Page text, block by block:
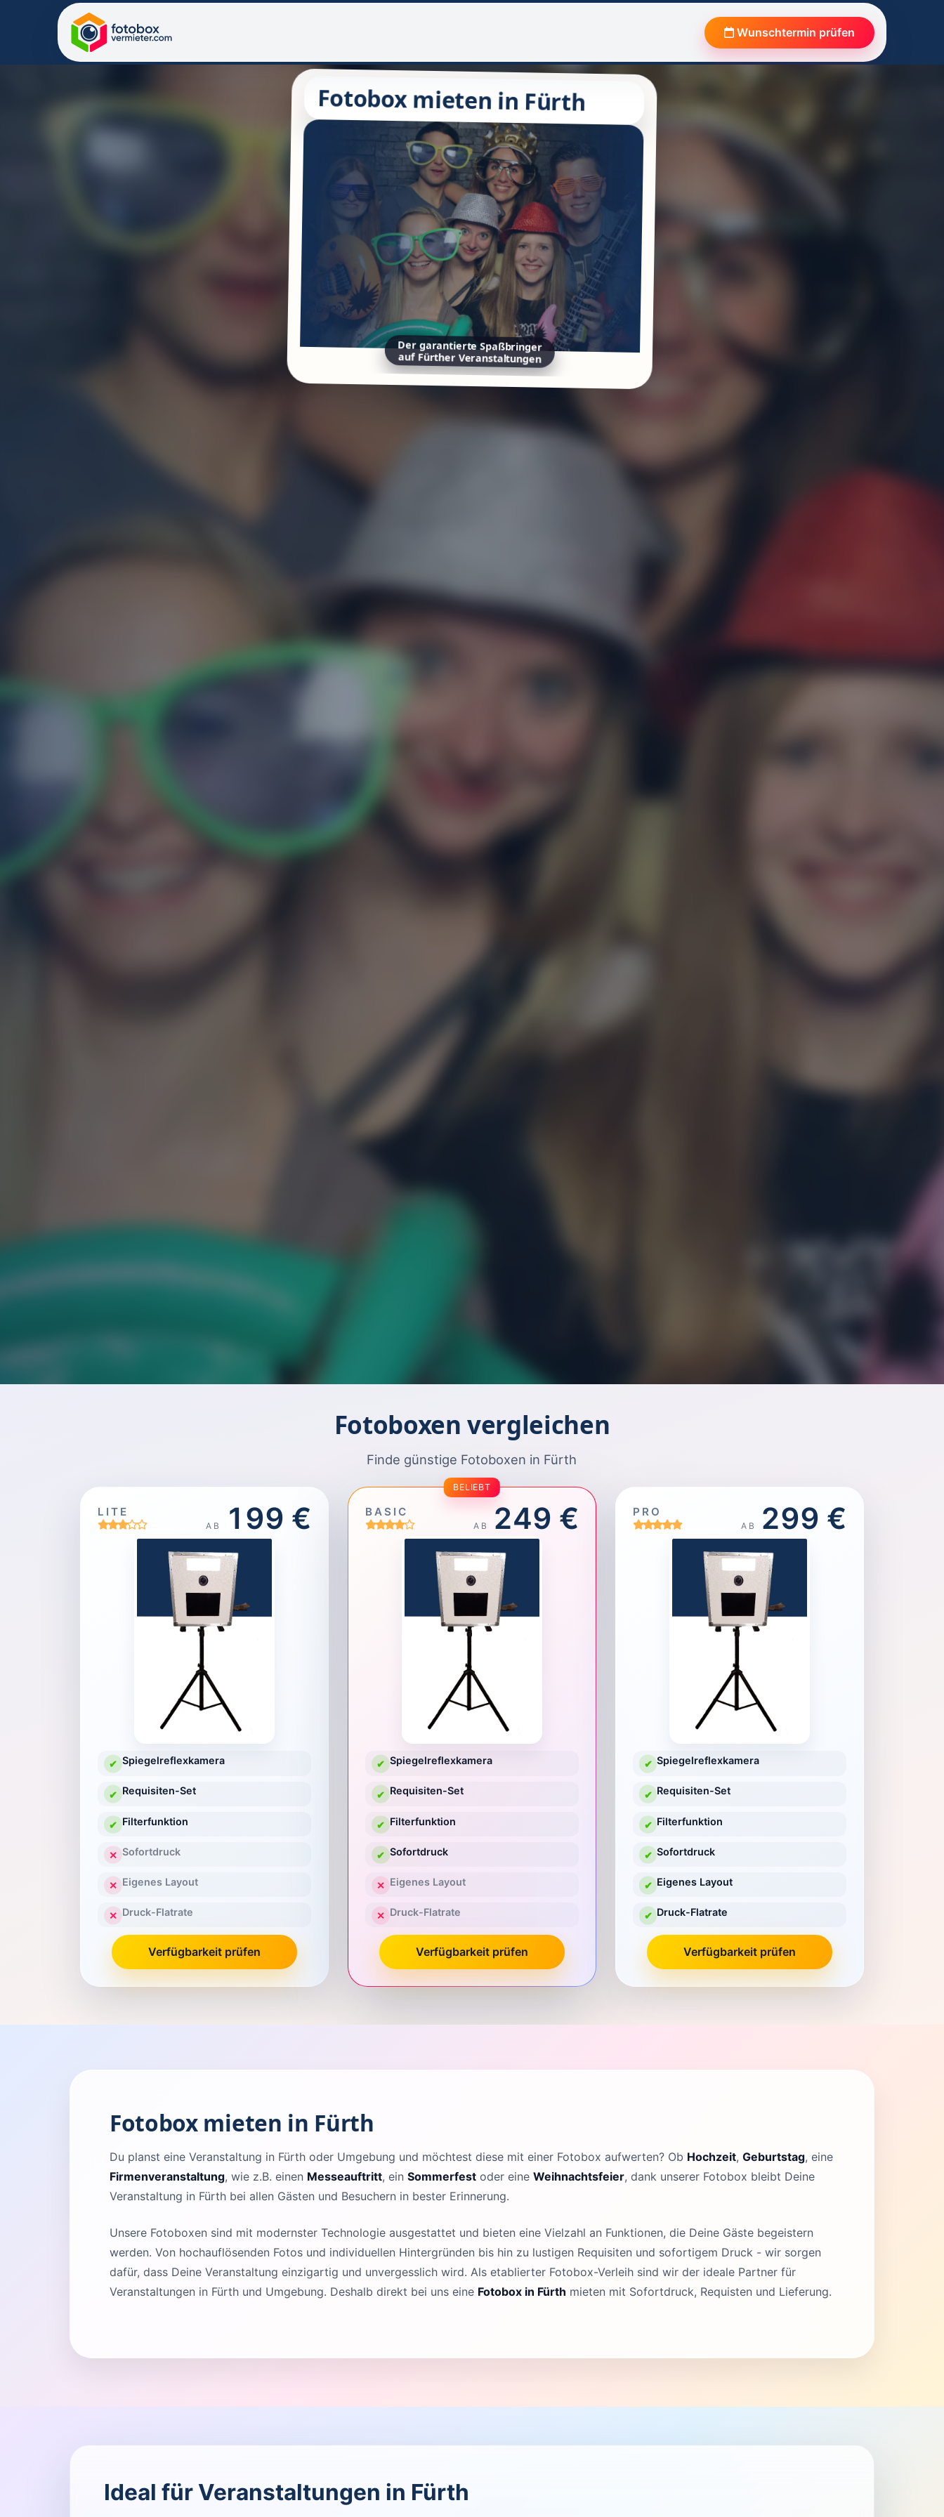
Wunschtermin prüfen
Fotobox mieten in Fürth
Der garantierte Spaßbringer
auf Fürther Veranstaltungen
Fotoboxen vergleichen
Finde günstige Fotoboxen in Fürth
LITE
AB 199 €
✔ Spiegelreflexkamera
✔ Requisiten-Set
✔ Filterfunktion
✕ Sofortdruck
✕ Eigenes Layout
✕ Druck-Flatrate
Verfügbarkeit prüfen
BELIEBT
BASIC
AB 249 €
✔ Spiegelreflexkamera
✔ Requisiten-Set
✔ Filterfunktion
✔ Sofortdruck
✕ Eigenes Layout
✕ Druck-Flatrate
Verfügbarkeit prüfen
PRO
AB 299 €
✔ Spiegelreflexkamera
✔ Requisiten-Set
✔ Filterfunktion
✔ Sofortdruck
✔ Eigenes Layout
✔ Druck-Flatrate
Verfügbarkeit prüfen
Fotobox mieten in Fürth
Du planst eine Veranstaltung in Fürth oder Umgebung und möchtest diese mit einer Fotobox aufwerten? Ob Hochzeit, Geburtstag, eine
Firmenveranstaltung, wie z.B. einen Messeauftritt, ein Sommerfest oder eine Weihnachtsfeier, dank unserer Fotobox bleibt Deine
Veranstaltung in Fürth bei allen Gästen und Besuchern in bester Erinnerung.
Unsere Fotoboxen sind mit modernster Technologie ausgestattet und bieten eine Vielzahl an Funktionen, die Deine Gäste begeistern
werden. Von hochauflösenden Fotos und individuellen Hintergründen bis hin zu lustigen Requisiten und sofortigem Druck - wir sorgen
dafür, dass Deine Veranstaltung einzigartig und unvergesslich wird. Als etablierter Fotobox-Verleih sind wir der ideale Partner für
Veranstaltungen in Fürth und Umgebung. Deshalb direkt bei uns eine Fotobox in Fürth mieten mit Sofortdruck, Requisten und Lieferung.
Ideal für Veranstaltungen in Fürth